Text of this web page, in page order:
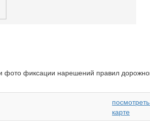
фото фиксации нарешений правил
карте